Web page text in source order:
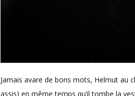
Jamais avare de bons mots, Helmut au
assis) en même temps qu’il tombe la